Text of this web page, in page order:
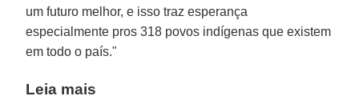
um futuro melhor, e isso traz esperança
especialmente pros 318 povos indígenas que existem
em todo o país."
Leia mais